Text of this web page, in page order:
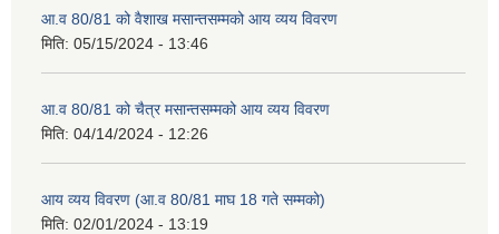
आ.व 80/81 को वैशाख मसान्तसम्मको आय व्यय विवरण
मिति: 05/15/2024 - 13:46
आ.व 80/81 को चैत्र मसान्तसम्मको आय व्यय विवरण
मिति: 04/14/2024 - 12:26
आय व्यय विवरण (आ.व 80/81 माघ 18 गते सम्मको)
मिति: 02/01/2024 - 13:19